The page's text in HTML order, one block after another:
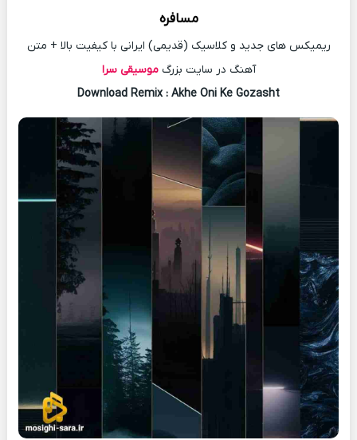
مسافره
ریمیکس های جدید و کلاسیک (قدیمی) ایرانی با کیفیت بالا + متن
آهنگ در سایت بزرگموسیقی سرا
Download Remix : Akhe Oni Ke Gozasht